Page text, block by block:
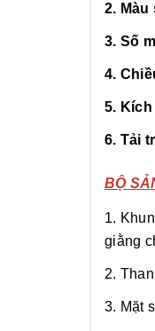
2. Màu
3. Số
4.
5.
6. Tải
BỘ
1.
giằng
2.
3. Mặt